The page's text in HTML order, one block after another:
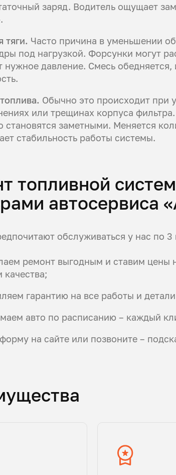
заряд. Водитель ощущает
тяги. Часто причина в уменьшении
под нагрузкой. Форсунки могут
нужное давление. Смесь
Обычно это происходит при
или трещинах корпуса
становятся заметными. Меняется
стабильность работы системы.
топливной
автосервиса
обслуживаться у нас по
ремонт выгодным и ставим цены
качества;
гарантию на все работы и
авто по расписанию – каждый
на сайте или позвоните –